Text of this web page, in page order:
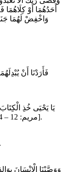
أَحَدُهُمَا أَوْ كِلَاهُمَا
وَاخْفِضْ لَهُمَا
وَكَانَ تَقِيًّا * وَبَرًّا بِوَالِدَيْهِ وَلَمْ يَكُنْ جَبَّارًا عَصِيًّا ) [مريم: 12 – 14].
( وَبَرًّا